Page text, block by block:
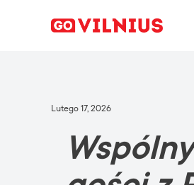
ODKRYJ
Dlaczego warto
Wydarzenia
ZAŁÓŻ FIRMĘ
Dlaczego Wilno?
Kluczowe sektory
WYBIERZ
Dlaczego Wilno?
Praca w Wilnie
ODKRYJ
Kalendarz
Informacje o podróży
Lutego 17, 2026